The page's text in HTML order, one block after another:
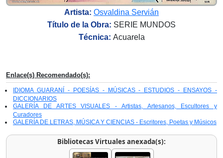
Artista: Osvaldina Servián
Título de la Obra: SERIE MUNDOS
Técnica: Acuarela
Enlace(s) Recomendado(s):
IDIOMA GUARANÍ - POESÍAS - MÚSICAS - ESTUDIOS - ENSAYOS -
DICCIONARIOS
GALERÍA DE ARTES VISUALES - Artistas, Artesanos, Escultores y
Curadores
GALERÍA DE LETRAS, MÚSICA Y CIENCIAS - Escritores, Poetas y Músicos
Bibliotecas Virtuales anexada(s):